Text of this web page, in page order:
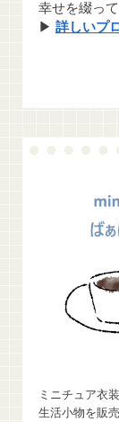
幸せを綴って
▶ 詳しいプ
ミニチュア衣
生活小物を販